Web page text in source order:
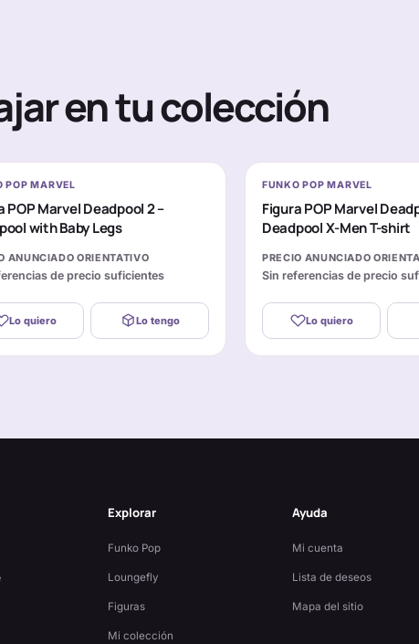
en tu colección
POP MARVEL
POP Marvel Deadpool 2 –
with Baby Legs
ANUNCIADO ORIENTATIVO
de precio suficientes
Lo quiero Lo tengo
FUNKO POP MARVEL
Figura POP Marvel
Deadpool X-Men T-shirt
PRECIO ANUNCIADO
Sin referencias de precio
Lo quiero
Explorar
Funko Pop
Loungefly
Figuras
Mi colección
Ayuda
Mi cuenta
Lista de deseos
Mapa del sitio